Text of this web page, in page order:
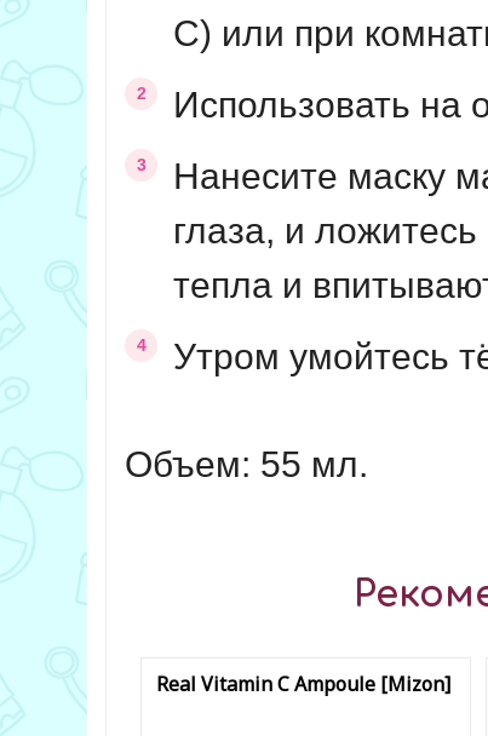
С) или при
Использовать на
Нанесите маску
глаза, и
тепла и
Утром умойтесь
Объем: 55 мл.
Real Vitamin C Ampoule [Mizon]